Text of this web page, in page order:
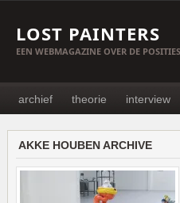
LOST PAINTERS
EEN WEBMAGAZINE OVER DE
archief theorie interview
AKKE HOUBEN ARCHIVE